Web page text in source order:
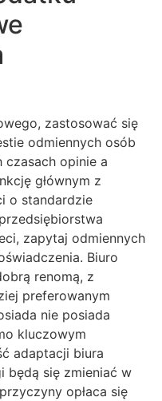
zastosować się
odmiennych osób
czasach opinie a
głównym z
o standardzie
zapytaj odmiennych
Biuro
renomą, z
preferowanym
nie posiada
kluczowym
adaptacji biura
będą się zmieniać w
opłaca się